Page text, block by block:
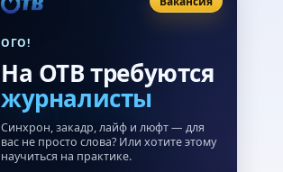
ОГО!
На ОТВ требуются
журналисты
Синхрон, закадр, лайф и люфт — для
вас не просто слова? Или хотите этому
научиться на практике.